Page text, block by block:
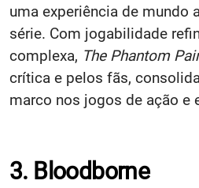
uma experiência de mundo
série. Com jogabilidade
complexa, The Phantom
crítica e pelos fãs,
marco nos jogos de ação e
3. Bloodborne